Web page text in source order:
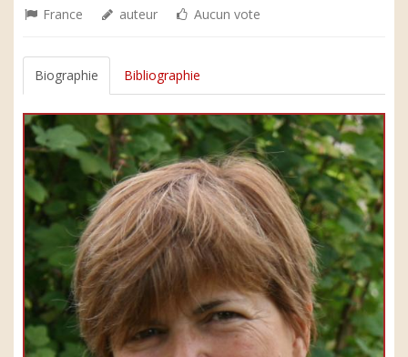
France auteur Aucun vote
Biographie Bibliographie